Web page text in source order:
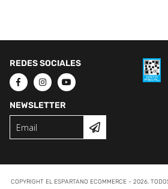
REDES SOCIALES
NEWSLETTER
COPYRIGHT EL ESPARTANO ECOMMERCE - 2026.